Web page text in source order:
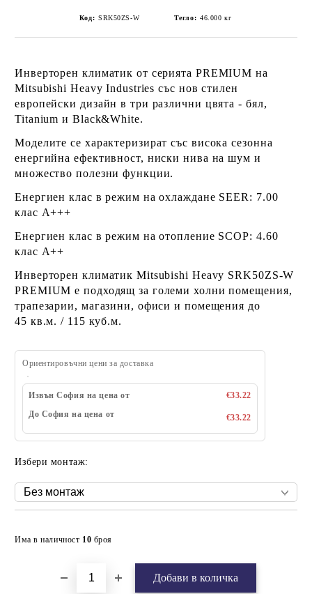
Код: SRK50ZS-W Тегло: 46.000 кг
Инверторен климатик от серията PREMIUM на
Mitsubishi Heavy Industries със нов стилен
европейски дизайн в три различни цвята - бял,
Titanium и Black&White.
Моделите се характеризират със висока сезонна
енергийна ефективност, ниски нива на шум и
множество полезни функции.
Енергиен клас в режим на охлаждане SEER: 7.00
клас А+++
Енергиен клас в режим на отопление SCOP: 4.60
клас А++
Инверторен климатик Mitsubishi Heavy SRK50ZS-W
PREMIUM е подходящ за големи холни помещения,
трапезарии, магазини, офиси и помещения до
45 кв.м. / 115 куб.м.
Ориентировъчни цени за доставка
Извън София на цена от
€33.22
До София на цена от
€33.22
Избери монтаж:
Има в наличност 10 броя